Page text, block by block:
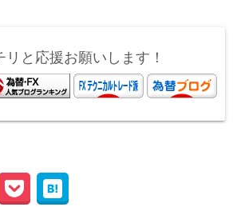
と応援お願いします！